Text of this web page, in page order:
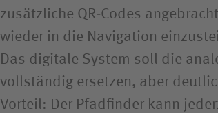
zusätzliche QR‑Codes
wieder in die Navigation
Das digitale System soll die
vollständig ersetzen, aber
Vorteil: Der Pfadfinder kann